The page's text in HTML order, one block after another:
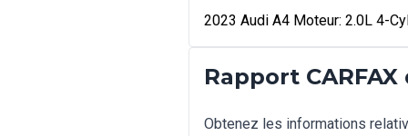
2023 Audi A4 Moteur: 2.0L 4-
Rapport
Obtenez les informations